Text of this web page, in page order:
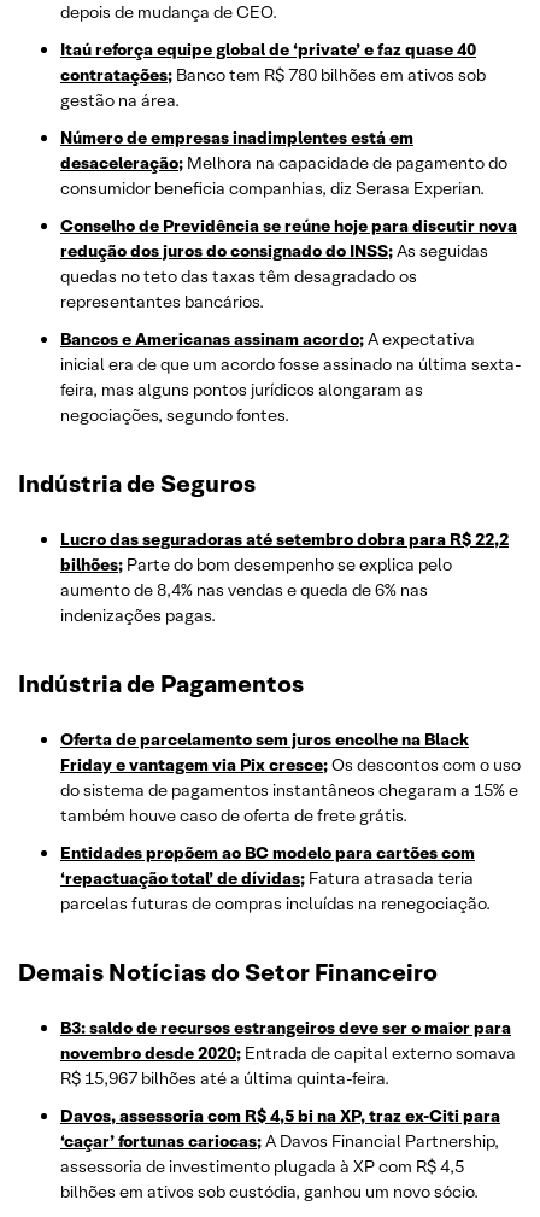
depois de mudança de CEO.
Itaú reforça equipe global de ‘private’ e faz quase 40
contratações; Banco tem R$ 780 bilhões em ativos sob
gestão na área.
Número de empresas inadimplentes está em
desaceleração; Melhora na capacidade de pagamento do
consumidor beneficia companhias, diz Serasa Experian.
Conselho de Previdência se reúne hoje para discutir nova
redução dos juros do consignado do INSS;As seguidas
quedas no teto das taxas têm desagradado os
representantes bancários.
Bancos e Americanas assinam acordo;A expectativa
inicial era de que um acordo fosse assinado na última sexta-
feira, mas alguns pontos jurídicos alongaram as
negociações, segundo fontes.
Indústria de Seguros
Lucro das seguradoras até setembro dobra para R$ 22,2
bilhões; Parte do bom desempenho se explica pelo
aumento de 8,4% nas vendas e queda de 6% nas
indenizações pagas.
Indústria de Pagamentos
Oferta de parcelamento sem juros encolhe na Black
Friday e vantagem via Pix cresce;Os descontos com o uso
do sistema de pagamentos instantâneos chegaram a 15% e
também houve caso de oferta de frete grátis.
Entidades propõem ao BC modelo para cartões com
‘repactuação total’ de dívidas; Fatura atrasada teria
parcelas futuras de compras incluídas na renegociação.
Demais Notícias do Setor Financeiro
B3: saldo de recursos estrangeiros deve ser o maior para
novembro desde 2020; Entrada de capital externo somava
R$ 15,967 bilhões até a última quinta-feira.
Davos, assessoria com R$ 4,5 bi na XP, traz ex-Citi para
‘caçar’ fortunas cariocas;A Davos Financial Partnership,
assessoria de investimento plugada à XP com R$ 4,5
bilhões em ativos sob custódia, ganhou um novo sócio.